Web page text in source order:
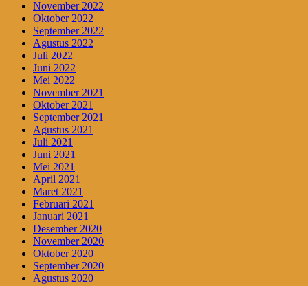
November 2022
Oktober 2022
September 2022
Agustus 2022
Juli 2022
Juni 2022
Mei 2022
November 2021
Oktober 2021
September 2021
Agustus 2021
Juli 2021
Juni 2021
Mei 2021
April 2021
Maret 2021
Februari 2021
Januari 2021
Desember 2020
November 2020
Oktober 2020
September 2020
Agustus 2020